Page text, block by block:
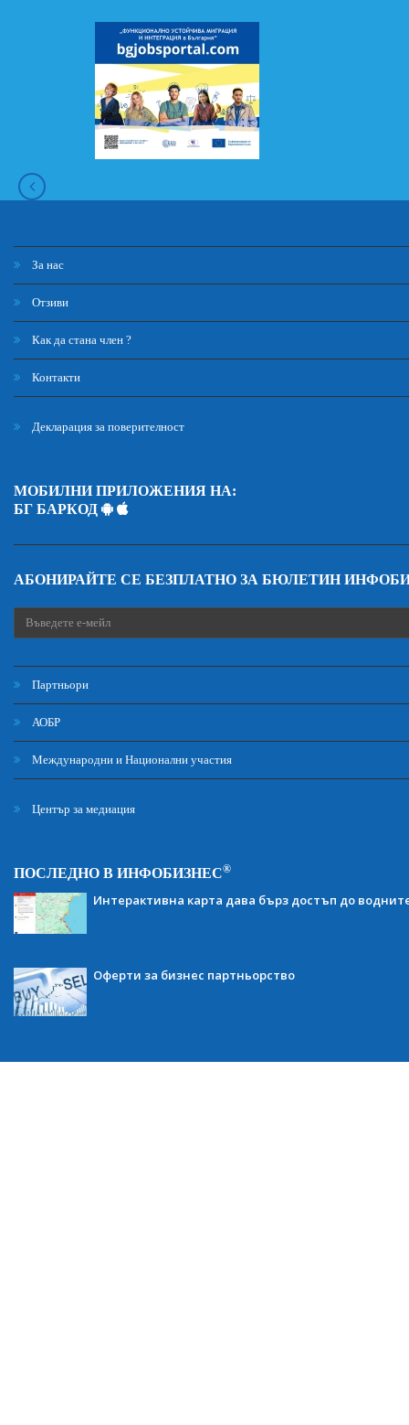
За нас
Отзиви
Как да стана член ?
Контакти
Декларация за поверителност
МОБИЛНИ ПРИЛОЖЕНИЯ НА:
БГ БАРКОД
АБОНИРАЙТЕ СЕ БЕЗПЛАТНО ЗА БЮЛЕТИН
Партньори
АОБР
Международни и Национални участия
Център за медиация
ПОСЛЕДНО В ИНФОБИЗНЕС®
Интерактивна карта дава бърз достъп до
Оферти за бизнес партньорство